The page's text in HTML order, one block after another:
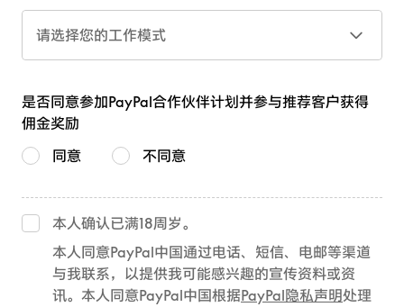
请选择您的工作模式
是否同意参加PayPal合作伙伴计划并参与推荐客户获得
佣金奖励
同意
不同意
本人确认已满18周岁。
本人同意PayPal中国通过电话、短信、电邮等渠道
与我联系，以提供我可能感兴趣的宣传资料或资
讯。本人同意PayPal中国根据PayPal隐私声明处理